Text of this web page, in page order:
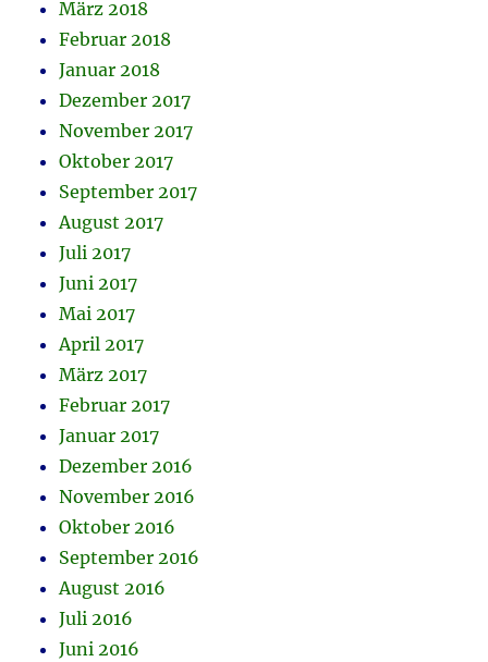
März 2018
Februar 2018
Januar 2018
Dezember 2017
November 2017
Oktober 2017
September 2017
August 2017
Juli 2017
Juni 2017
Mai 2017
April 2017
März 2017
Februar 2017
Januar 2017
Dezember 2016
November 2016
Oktober 2016
September 2016
August 2016
Juli 2016
Juni 2016